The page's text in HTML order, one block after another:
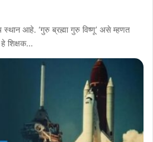
स्थान आहे. ‘गुरु ब्रह्मा गुरु विष्णू’ असे म्हणत
शिक्षक…